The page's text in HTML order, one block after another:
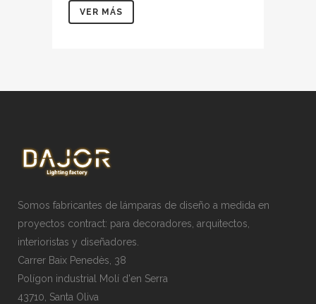
VER MÁS
Somos fabricantes de lámparas de diseño a medida en
proyectos contract: para decoradores, arquitectos,
interioristas y diseñadores.
Carrer Baix Penedès, 38
Polígon industrial Molí d'en Serra
43710, Santa Oliva